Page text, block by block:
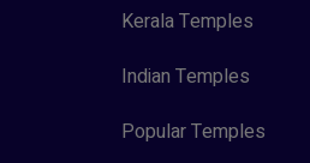
Kerala Temples
Indian Temples
Popular Temples